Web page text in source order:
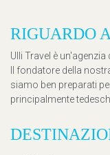
RIGUARDO
Ulli Travel è
Il fondatore della
siamo ben preparati
principalmente